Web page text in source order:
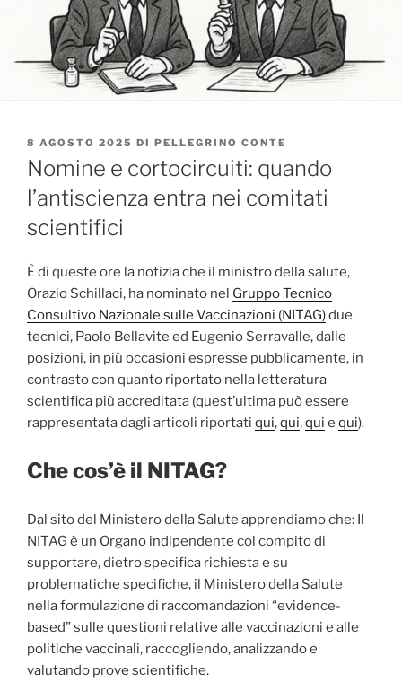
PUBBLICATO
IL
8 AGOSTO 2025 DI PELLEGRINO CONTE
Nomine e cortocircuiti: quando
l’antiscienza entra nei comitati
scientifici
È di queste ore la notizia che il ministro della salute,
Orazio Schillaci, ha nominato nel Gruppo Tecnico
Consultivo Nazionale sulle Vaccinazioni (NITAG)due
tecnici, Paolo Bellavite ed Eugenio Serravalle, dalle
posizioni, in più occasioni espresse pubblicamente, in
contrasto con quanto riportato nella letteratura
scientifica più accreditata (quest’ultima può essere
rappresentata dagli articoli riportati qui,qui,qui e qui).
Che cos’è il NITAG?
Dal sito del Ministero della Salute apprendiamo che: Il
NITAG è un Organo indipendente col compito di
supportare, dietro specifica richiesta e su
problematiche specifiche, il Ministero della Salute
nella formulazione di raccomandazioni “evidence-
based” sulle questioni relative alle vaccinazioni e alle
politiche vaccinali, raccogliendo, analizzando e
valutando prove scientifiche.